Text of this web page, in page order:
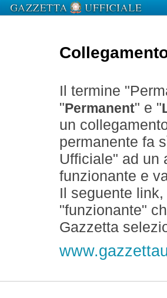
Il termine
" Permanent" e "
un
permanente fa
Ufficiale" ad un
funzionante e
Il seguente
"funzionante"
Gazzetta